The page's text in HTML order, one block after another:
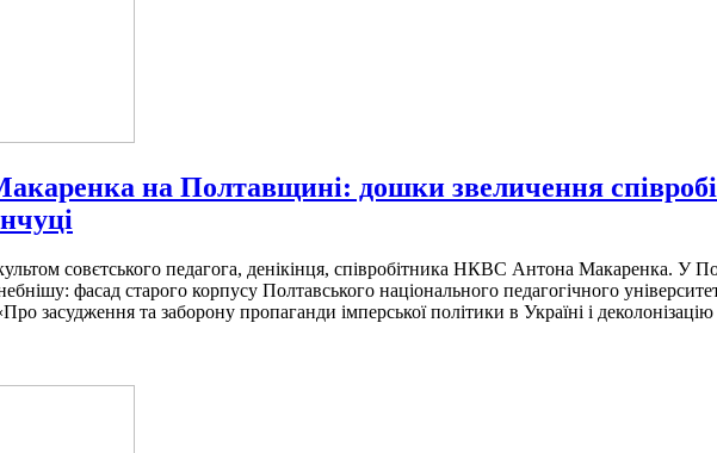
на Полтавщині: дошки звеличення
совєтського педагога, денікінця, співробітника НКВС Антона Макаренка. У
фасад старого корпусу Полтавського національного педагогічного
засудження та заборону пропаганди імперської політики в Україні і